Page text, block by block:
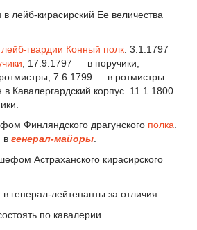
лейб-кирасирский Ее величества
лейб-гвардии Конный полк . 3.1.1797
, 17.9.1797 — в поручики,
7.6.1799 — в ротмистры.
Кавалергардский корпус. 11.1.1800
Финляндского драгунского полка.
в генерал-майоры.
Астраханского кирасирского
генерал-лейтенанты за отличия.
по кавалерии.